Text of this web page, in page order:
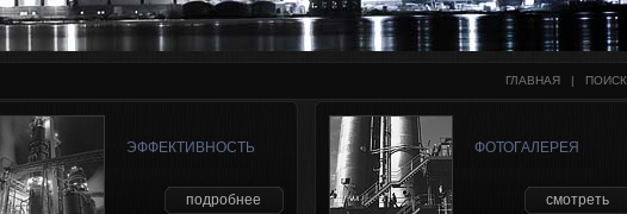
ГЛАВНАЯ
   |
ПОИСК
ЭФФЕКТИВНОСТЬ
подробнее
ФОТОГАЛЕРЕЯ
смотреть